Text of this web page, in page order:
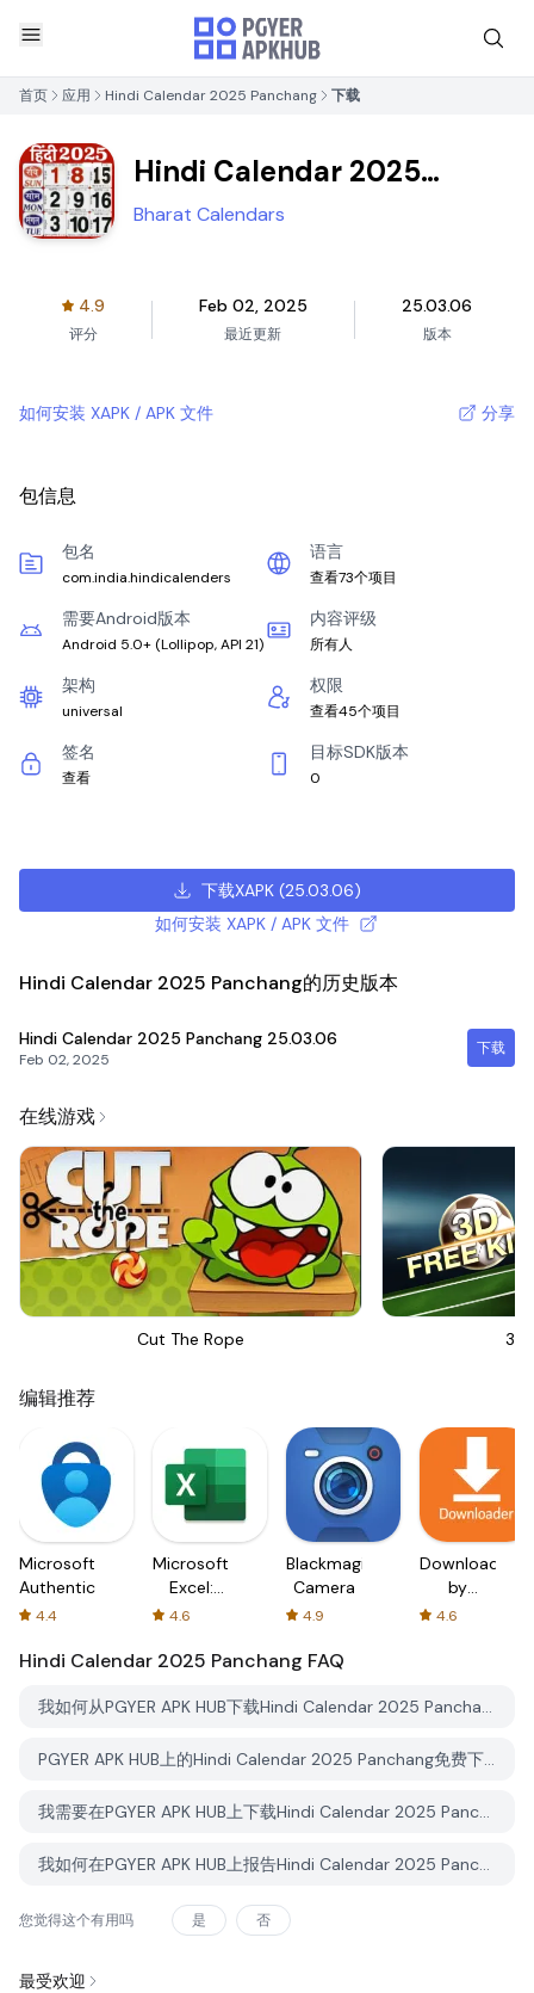
首页 应用 Hindi Calendar 2025 Panchang 下载
Hindi Calendar 2025
Panchang
Bharat Calendars
4.9
评分
Feb 02, 2025
最近更新
25.03.06
版本
如何安装 XAPK / APK 文件 分享
包信息
包名
com.india.hindicalenders
语言
查看73个项目
需要Android版本
Android 5.0+ (Lollipop, API 21)
内容评级
所有人
架构
universal
权限
查看45个项目
签名
查看
目标SDK版本
0
下载XAPK(25.03.06)
如何安装 XAPK / APK 文件
Hindi Calendar 2025 Panchang的历史版本
Hindi Calendar 2025 Panchang 25.03.06
Feb 02, 2025
下载
在线游戏
Cut The Rope 3D
编辑推荐
Microsoft
Authenticator
4.4
Microsoft
Excel:
Spreadsheets
4.6
Blackmagic
Camera
4.9
Downloader
by
AFTVnews
4.6
Hindi Calendar 2025 Panchang FAQ
我如何从PGYER APK HUB下载Hindi Calendar 2025 Panchang？
PGYER APK HUB上的Hindi Calendar 2025 Panchang免费下载吗？
我需要在PGYER APK HUB上下载Hindi Calendar 2025 Panchang时需要账户吗？
我如何在PGYER APK HUB上报告Hindi Calendar 2025 Panchang的问题？
您觉得这个有用吗 是 否
最受欢迎